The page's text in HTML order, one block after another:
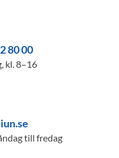
80 00
kl. 8–16
till fredag